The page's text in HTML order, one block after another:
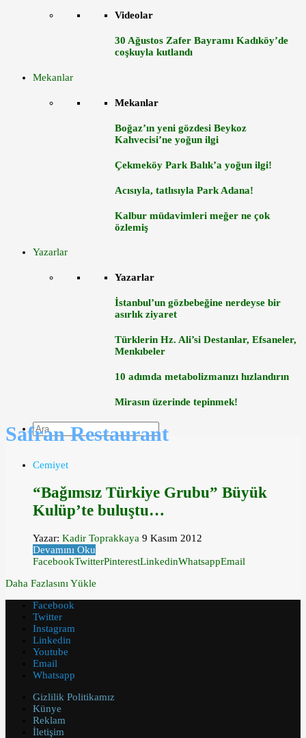
Videolar
30 Ağustos Zafer Bayramı Kadıköy’de
coşkuyla kutlandı
Mekanlar
Mekanlar
Boğaz’ın yeni gözdesi Beykoz
Kahvecisi’ne yoğun ilgi
Çekmeköy Park Balık’a yoğun ilgi!
Acısıyla, tatlısıyla Park Adana!
Kalbur müdavimleri meğer ne çok
özlemiş
Yazarlar
Yazarlar
İstanbul’un gözbebeğine nerdeyse bir
asırlık ziyaret
Türklerin Hz. Ali’si Destanlar, Efsaneler,
Menkıbeler
10 adımda metabolizmanızı hızlandırın
Mirasın üzerinde tepinmek!
Safran Restaurant
Cemiyet
“Bağımsız Türkiye Grubu” Büyük
Kulüp’te buluştu…
Yazar: Kadir Toprakkaya 9 Kasım 2012
Devamını Oku
FacebookTwitterPinterestLinkedinWhatsappEmail
Daha Fazlasını Yükle
Facebook
Twitter
Instagram
Linkedin
Youtube
Email
Whatsapp
Gizlilik Politikamız
Künye
Reklam
İletişim